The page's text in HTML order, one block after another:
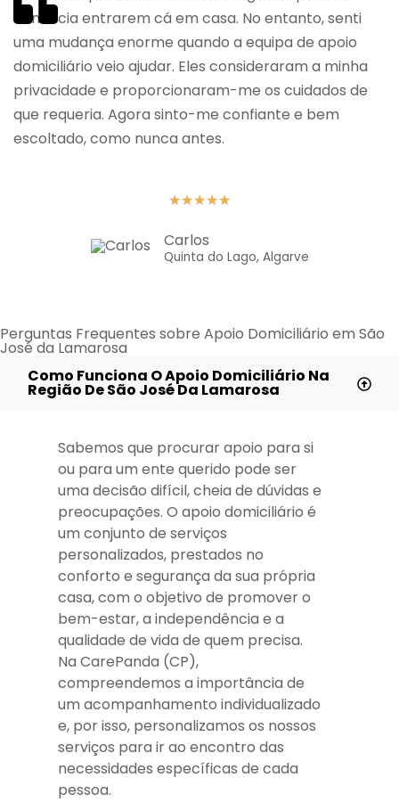
conhecia entrarem cá em casa. No entanto, senti
uma mudança enorme quando a equipa de apoio
domiciliário veio ajudar. Eles consideraram a minha
privacidade e proporcionaram-me os cuidados de
que requeria. Agora sinto-me confiante e bem
escoltado, como nunca antes.
★★★★★
Carlos
Quinta do Lago, Algarve
Perguntas Frequentes sobre Apoio Domiciliário em São
José da Lamarosa
Como Funciona O Apoio Domiciliário Na
Região De São José Da Lamarosa
Sabemos que procurar apoio para si
ou para um ente querido pode ser
uma decisão difícil, cheia de dúvidas e
preocupações. O apoio domiciliário é
um conjunto de serviços
personalizados, prestados no
conforto e segurança da sua própria
casa, com o objetivo de promover o
bem-estar, a independência e a
qualidade de vida de quem precisa.
Na CarePanda (CP),
compreendemos a importância de
um acompanhamento individualizado
e, por isso, personalizamos os nossos
serviços para ir ao encontro das
necessidades específicas de cada
pessoa.